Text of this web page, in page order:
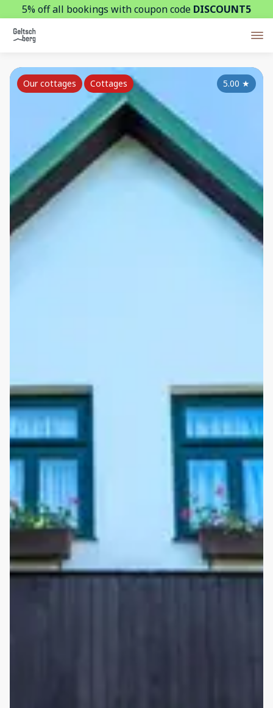
5% off all bookings with coupon code DISCOUNT5
5.00 ★
Our cottages Cottages